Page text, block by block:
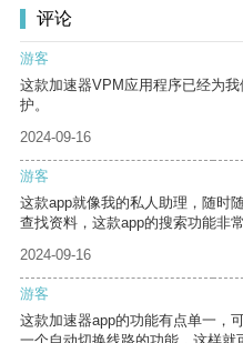
评论
游客
这款加速器VPM应用程序已经为
护。
2024-09-16
游客
这款app就像我的私人助理，随时
查找资料，这款app的搜索功能非
2024-09-16
游客
这款加速器app的功能有点单一，